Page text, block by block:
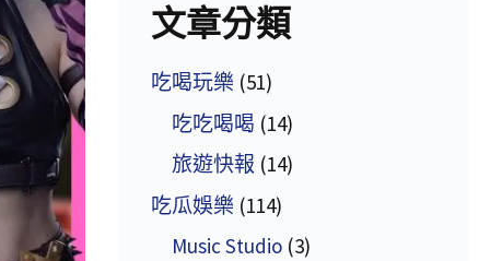
文章分類
吃喝玩樂 (51)
吃吃喝喝 (14)
旅遊快報 (14)
吃瓜娛樂 (114)
Music Studio (3)